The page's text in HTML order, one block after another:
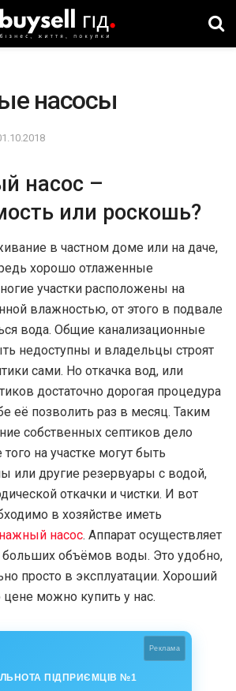
насосы
насос –
или роскошь?
в частном доме или на даче,
хорошо отлаженные
участки расположены на
влажностью, от этого в подвале
вода. Общие канализационные
недоступны и владельцы строят
сами. Но откачка вод, или
достаточно дорогая процедура
её позволить раз в месяц. Таким
собственных септиков дело
на участке могут быть
или другие резервуары с водой,
откачки и чистки. И вот
в хозяйстве иметь
насос. Аппарат осуществляет
больших объёмов воды. Это удобно,
просто в эксплуатации. Хороший
можно купить у нас.
Реклама
ПІДПРИЄМЦІВ №1